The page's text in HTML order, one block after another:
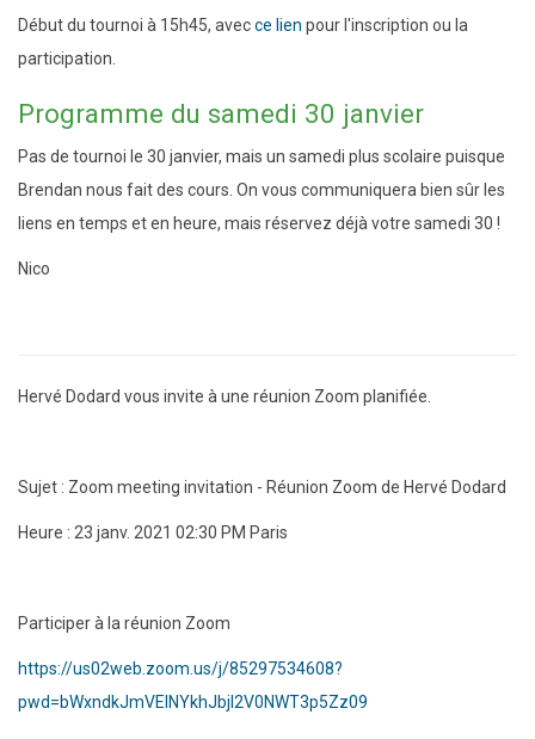
Début du tournoi à 15h45, avecce lien pour l'inscription ou la
participation.
Programme du samedi 30 janvier
Pas de tournoi le 30 janvier, mais un samedi plus scolaire puisque
Brendan nous fait des cours. On vous communiquera bien sûr les
liens en temps et en heure, mais réservez déjà votre samedi 30 !
Nico
Hervé Dodard vous invite à une réunion Zoom planifiée.
Sujet : Zoom meeting invitation - Réunion Zoom de Hervé Dodard
Heure : 23 janv. 2021 02:30 PM Paris
Participer à la réunion Zoom
https://us02web.zoom.us/j/85297534608?
pwd=bWxndkJmVElNYkhJbjl2V0NWT3p5Zz09